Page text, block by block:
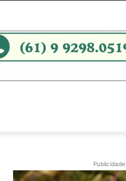
Publicidade